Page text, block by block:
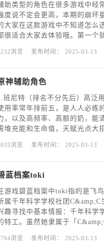
助类型的角色在很多游戏中经
度说不定会更高，本期的崩坏
大家在这款游戏中不知道怎么
很适合大家去体验哦。第一个
辅助是绰绰有余的，带来的防
心
浏览 发布时间： 2025-03-13
神辅助角色
班尼特（排名不分先后）高泛
用率常年排前五，是人人必练
，以及高频率、高额的奶，能
堆充能和生命值，天赋光点大
耗，降低敌人的攻击力；2命
浏览 发布时间： 2025-03-13
蓝档案toki
游戏碧蓝档案中toki指的是飞
属千年科学学校社团
趣寻找中基本情报：千年科学
特工。虽然她隶属于「
的优秀特工。虽然迄今为止她
浏览 发布时间： 2025-03-13